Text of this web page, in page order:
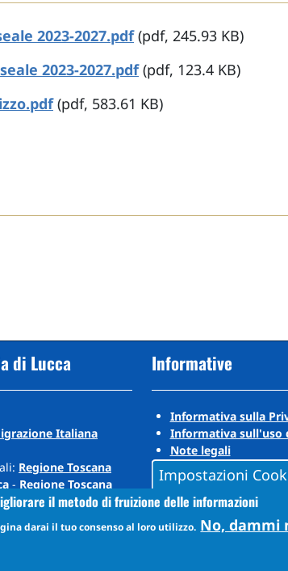
2023-2027.pdf(pdf, 245.93 KB)
2023-2027.pdf(pdf, 123.4 KB)
(pdf, 583.61 KB)
di Lucca
Italiana
Regione Toscana
- Regione Toscana
Informative
Informativa sulla
Informativa sull'uso
Note legali
Impostazioni
il metodo di fruizione delle informazioni
darai il tuo consenso al loro utilizzo. No, dammi